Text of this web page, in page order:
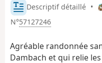
Descriptif détaillé •
N°57127246
Agréable randonnée
Dambach et qui relie